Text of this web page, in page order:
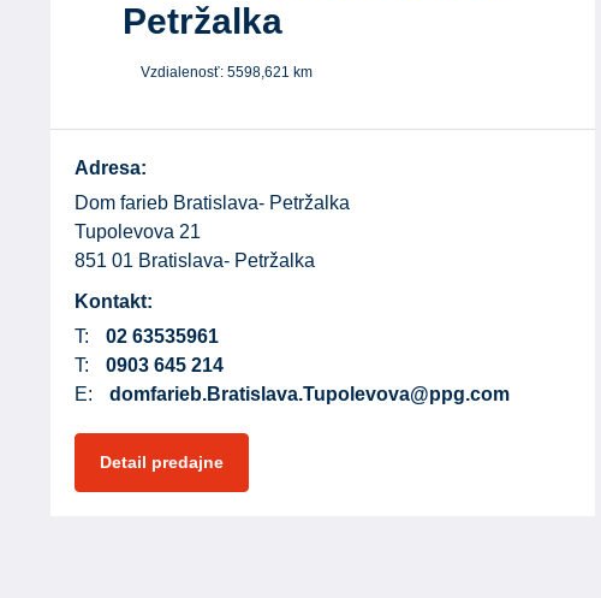
Petržalka
Vzdialenosť: 5598,621 km
Adresa:
Dom farieb Bratislava- Petržalka
Tupolevova 21
851 01 Bratislava- Petržalka
Kontakt:
T:
02 63535961
T:
0903 645 214
E:
domfarieb.Bratislava.Tupolevova@ppg.com
Detail predajne